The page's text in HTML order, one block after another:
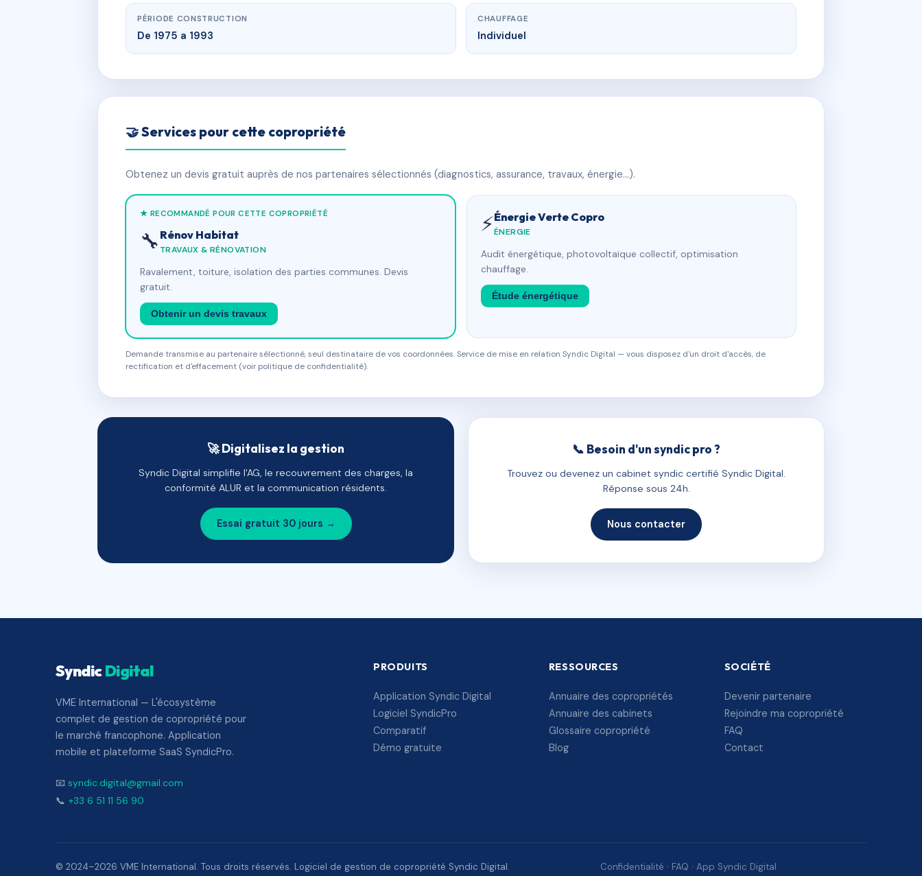
PÉRIODE CONSTRUCTION
De 1975 a 1993
CHAUFFAGE
Individuel
🤝 Services pour cette copropriété
Obtenez un devis gratuit auprès de nos partenaires sélectionnés (diagnostics, assurance, travaux, énergie…).
★ RECOMMANDÉ POUR CETTE COPROPRIÉTÉ
🔧 Rénov Habitat
TRAVAUX & RÉNOVATION
Ravalement, toiture, isolation des parties communes. Devis
gratuit.
Obtenir un devis travaux
⚡Énergie Verte Copro
ÉNERGIE
Audit énergétique, photovoltaïque collectif, optimisation
chauffage.
Étude énergétique
Demande transmise au partenaire sélectionné, seul destinataire de vos coordonnées. Service de mise en relation Syndic Digital — vous disposez d'un droit d'accès, de
rectification et d'effacement (voir politique de confidentialité).
🚀 Digitalisez la gestion
Syndic Digital simplifie l'AG, le recouvrement des charges, la
conformité ALUR et la communication résidents.
Essai gratuit 30 jours →
📞 Besoin d'un syndic pro ?
Trouvez ou devenez un cabinet syndic certifié Syndic Digital.
Réponse sous 24h.
Nous contacter
SyndicDigital
VME International — L'écosystème
complet de gestion de copropriété pour
le marché francophone. Application
mobile et plateforme SaaS SyndicPro.
📧 syndic.digital@gmail.com
📞 +33 6 51 11 56 90
PRODUITS
Application Syndic Digital
Logiciel SyndicPro
Comparatif
Démo gratuite
RESSOURCES
Annuaire des copropriétés
Annuaire des cabinets
Glossaire copropriété
Blog
SOCIÉTÉ
Devenir partenaire
Rejoindre ma copropriété
FAQ
Contact
© 2024–2026 VME International. Tous droits réservés. Logiciel de gestion de copropriété Syndic Digital. Confidentialité · FAQ · App Syndic Digital